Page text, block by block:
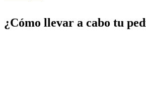
¿Cómo llevar a cabo tu